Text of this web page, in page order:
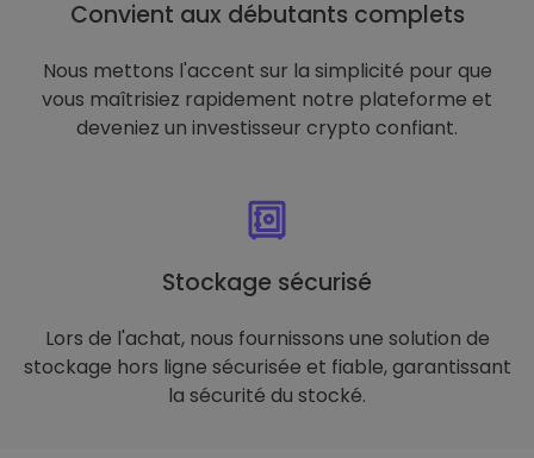
Convient aux débutants complets
Nous mettons l'accent sur la simplicité pour que
vous maîtrisiez rapidement notre plateforme et
deveniez un investisseur crypto confiant.
Stockage sécurisé
Lors de l'achat, nous fournissons une solution de
stockage hors ligne sécurisée et fiable, garantissant
la sécurité du stocké.